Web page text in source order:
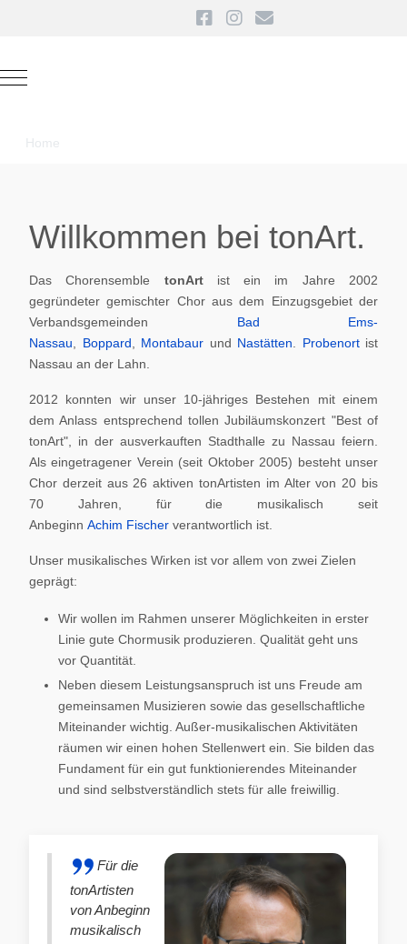
Mobile Menu Toggle
Home
Willkommen bei tonArt.
Das Chorensemble tonArt ist ein im Jahre 2002
gegründeter gemischter Chor aus dem Einzugsgebiet der
Verbandsgemeinden Bad Ems-
Nassau
Boppard Montabaur und Nastätten Probenortist
Nassau an der Lahn.
2012 konnten wir unser 10-jähriges Bestehen mit einem
dem Anlass entsprechend tollen Jubiläumskonzert "Best of
tonArt", in der ausverkauften Stadthalle zu Nassau feiern.
Als eingetragener Verein (seit Oktober 2005) besteht unser
Chor derzeit aus 26 aktiven tonArtisten im Alter von 20 bis
70 Jahren, für die musikalisch seit
Anbeginn Achim Fischer verantwortlich ist.
Unser musikalisches Wirken ist vor allem von zwei Zielen
geprägt:
Wir wollen im Rahmen unserer Möglichkeiten in erster
Linie gute Chormusik produzieren. Qualität geht uns
vor Quantität.
Neben diesem Leistungsanspruch ist uns Freude am
gemeinsamen Musizieren sowie das gesellschaftliche
Miteinander wichtig. Außer-musikalischen Aktivitäten
räumen wir einen hohen Stellenwert ein. Sie bilden das
Fundament für ein gut funktionierendes Miteinander
und sind selbstverständlich stets für alle freiwillig.
Für die
tonArtisten
von Anbeginn
musikalisch